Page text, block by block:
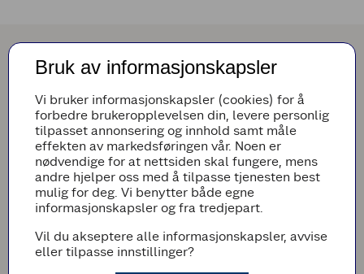
Asiatisk wok og stekt ris
Asiatisk wok er en middagsfavoritt i mange hjem, og
det skjønner vi godt! Det er en enkel måte å få i seg
masse deilige grønnsaker, og kjøper du en ferdig
woksaus i butikken blir middagen enda mer lettvint
å få på bordet.
Har du risrester fra middagen i går er stekt ris
best, et par egg og litt soyasaus så har du en
mettende og god middag som minsker matsvinn!
Bruk av informasjonskapsler
Vi bruker informasjonskapsler (cookies) for å
forbedre brukeropplevelsen din, levere personlig
tilpasset annonsering og innhold samt måle
effekten av markedsføringen vår. Noen er
nødvendige for at nettsiden skal fungere, mens
andre hjelper oss med å tilpasse tjenesten best
mulig for deg. Vi benytter både egne
informasjonskapsler og fra tredjepart.
Vil du akseptere alle informasjonskapsler, avvise
eller tilpasse innstillinger?